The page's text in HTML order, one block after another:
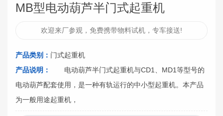
MB型电动葫芦半门式起重机
欢迎来厂参观，免费携带物料试机，专车接送!
产品类别： 门式起重机
产品说明：
电动葫芦半门式起重机与CD1、MD1等型号的
电动葫芦配套使用，是一种有轨运行的中小型起重机。本产品
为一般用途起重机，